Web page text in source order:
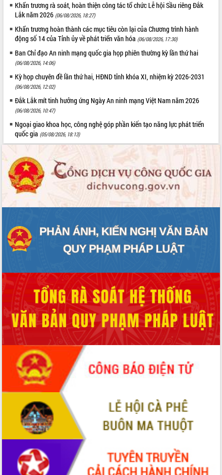
Lấy ý kiến điều chỉnh Quy hoạch tỉnh
Đắk Lắk thời kỳ 2021-2030, tầm nhìn
đến năm 2050
Phát động chiến dịch 30 ngày đêm
giải phóng mặt bằng Tuyến đường bộ
ven biển
kinh tế từ 10% trở lên trong Quý
II/2026
Đắk Lắk ký kết thỏa thuận hợp tác về
chuyển đổi số giai đoạn 2026 – 2030
với Tập đoàn Bưu chính Viễn thông
Việt Nam
Thứ trưởng Bộ Y tế làm việc với tỉnh
Đắk Lắk về phát triển nhân lực y tế
cho trạm y tế cấp xã
Du lịch Đắk Lắk nâng tầm trải nghiệm
du khách thông qua Hệ thống cơ sở dữ
liệu và Bản đồ số
Tập huấn ứng dụng trí tuệ nhân tạo (AI)
Đoàn đại biểu Quốc hội tỉnh Đắk Lắk
trao đổi thông tin trước Kỳ họp thứ
nhất, Quốc hội khóa XVI
thông nguồn lực phát triển
Nâng cao hiệu lực, hiệu quả HĐND
tỉnh thông qua hiện đại hóa hành chính
Xã Ea Phê gắn cải cách hành chính với
chuyển đổi số
Phó Chủ tịch Thường trực UBND tỉnh
Hồ Thị Nguyên Thảo làm việc tại Trung
tâm Phục vụ hành chính công xã Ea
Phê
Xây dựng nền hành chính số đồng
hành cùng nông dân dân, doanh nghiệp
Giai đoạn 2026-2030, Đắk Lắk phấn
đấu có 77% xã đạt chuẩn nông thôn
Chuyển đổi số 'mở đường' cho nông
nghiệp Đắk Lắk tăng trưởng bứt phá
Triển khai đồng bộ đo đạc, lập hồ sơ
địa chính, hoàn thiện cơ sở dữ liệu đất
đai
Khẩn trương rà soát, hoàn thiện công tác tổ chức Lễ hội Sầu riêng Đắk
Lắk năm 2026 (06/08/2026, 18:27)
Khẩn trương hoàn thành các mục tiêu còn lại của Chương trình hành
động số 14 của Tỉnh ủy về phát triển văn hóa (06/08/2026, 17:30)
Ban Chỉ đạo An ninh mạng quốc gia họp phiên thường kỳ lần thứ hai
(06/08/2026, 14:06)
Kỳ họp chuyên đề lần thứ hai, HĐND tỉnh khóa XI, nhiệm kỳ 2026-2031
(06/08/2026, 12:02)
Đắk Lắk mít tinh hưởng ứng Ngày An ninh mạng Việt Nam năm 2026
(06/08/2026, 10:47)
Ngoại giao khoa học, công nghệ góp phần kiến tạo năng lực phát triển
quốc gia (05/08/2026, 18:13)